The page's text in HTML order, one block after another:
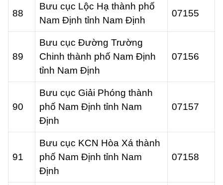
88
Bưu cục Lộc Hạ thành phố
Nam Định tỉnh Nam Định
07155
89
Bưu cục Đường Trường
Chinh thành phố Nam Định
tỉnh Nam Định
07156
90
Bưu cục Giải Phóng thành
phố Nam Định tỉnh Nam
Định
07157
91
Bưu cục KCN Hòa Xá thành
phố Nam Định tỉnh Nam
Định
07158